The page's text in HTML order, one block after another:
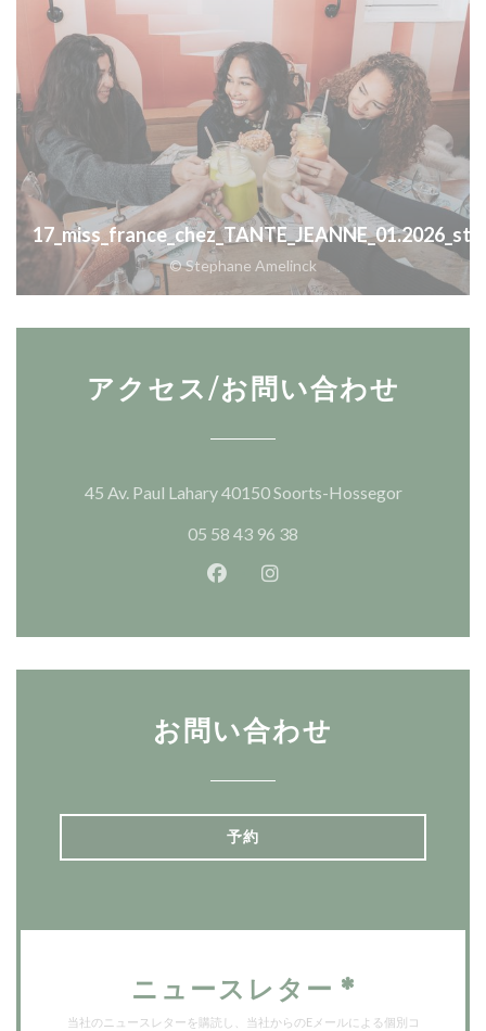
© Stephane Amelinck
アクセス/お問い合わせ
45 Av. Paul Lahary 40150 Soorts-Hossegor((新しい
05 58 43 96 38
Facebook ((新しいウィンドウ
Instagram ((新しいウィ
お問い合わせ
予約
ニュースレター *
当社のニュースレターを購読し、当社からのEメールによる個別コ